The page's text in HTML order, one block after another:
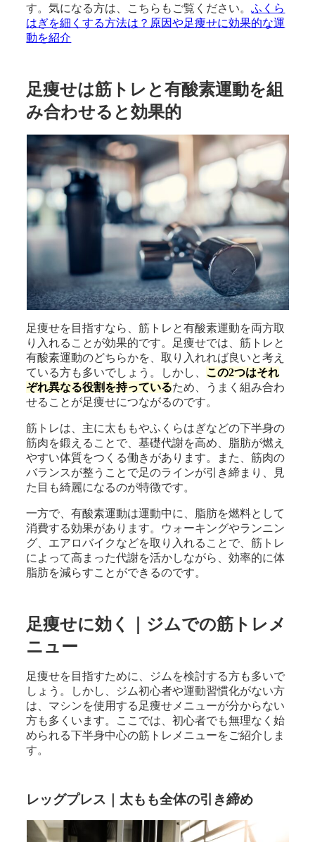
す。気になる方は、こちらもご覧ください。ふくら
はぎを細くする方法は？原因や足痩せに効果的な運
動を紹介
足痩せは筋トレと有酸素運動を組
み合わせると効果的
足痩せを目指すなら、筋トレと有酸素運動を両方取
り入れることが効果的です。足痩せでは、筋トレと
有酸素運動のどちらかを、取り入れれば良いと考え
ている方も多いでしょう。しかし、 この2つはそれ
ぞれ異なる役割を持っているため、うまく組み合わ
せることが足痩せにつながるのです。
筋トレは、主に太ももやふくらはぎなどの下半身の
筋肉を鍛えることで、基礎代謝を高め、脂肪が燃え
やすい体質をつくる働きがあります。また、筋肉の
バランスが整うことで足のラインが引き締まり、見
た目も綺麗になるのが特徴です。
一方で、有酸素運動は運動中に、脂肪を燃料として
消費する効果があります。ウォーキングやランニン
グ、エアロバイクなどを取り入れることで、筋トレ
によって高まった代謝を活かしながら、効率的に体
脂肪を減らすことができるのです。
足痩せに効く｜ジムでの筋トレメ
ニュー
足痩せを目指すために、ジムを検討する方も多いで
しょう。しかし、ジム初心者や運動習慣化がない方
は、マシンを使用する足痩せメニューが分からない
方も多くいます。ここでは、初心者でも無理なく始
められる下半身中心の筋トレメニューをご紹介しま
す。
レッグプレス｜太もも全体の引き締め